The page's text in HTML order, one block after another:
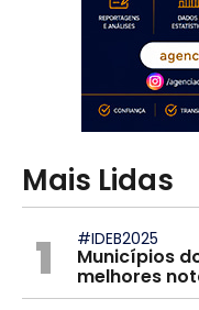
Mais Lidas
1 #IDEB2025
Municípios
melhores